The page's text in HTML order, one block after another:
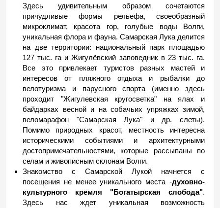
Здесь удивительным образом сочетаются
причудливые формы рельефа, своеобразный
микроклимат, красота гор, голубые воды Волги,
уникальная флора и фауна. Самарская Лука делится
на две территории: национальный парк площадью
127 тыс. га и Жигулёвский заповедник в 23 тыс. га.
Все это привлекает туристов разных мастей и
интересов от пляжного отдыха и рыбалки до
велотуризма и парусного спорта (именно здесь
проходит "Жигулевская кругосветка" на ялах и
байдарках весной и на собачьих упряжках зимой,
веломарафон "Самарская Лука" и др. слеты).
Помимо природных красот, местность интересна
историческими событиями и архитектурными
достопримечательностями, которые рассыпаны по
селам и живописным склонам Волги.
Знакомство с Самарской Лукой начнется с
посещения не менее уникального места -духовно-
культурного кремля "Богатырская слобода".
Здесь нас ждет уникальная возможность